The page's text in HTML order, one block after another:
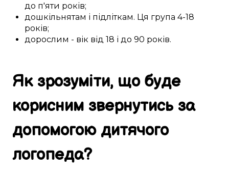
до п'яти років;
дошкільнятам і підліткам. Ця група 4-18
років;
дорослим - вік від 18 і до 90 років.
Як зрозуміти, що буде
корисним звернутись за
допомогою дитячого
логопеда?